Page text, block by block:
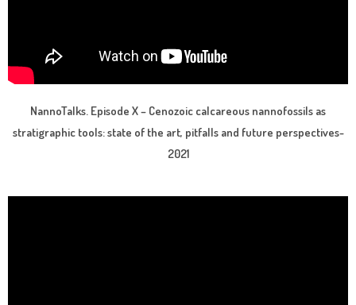
NannoTalks. Episode X – Cenozoic calcareous nannofossils as
stratigraphic tools: state of the art, pitfalls and future perspectives-
2021